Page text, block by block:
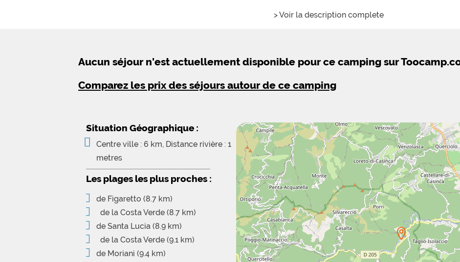
> Voir la description complete
Aucun séjour n'est actuellement disponible pour ce camping sur
Comparez les prix des séjours autour de ce camping
Situation Géographique :
Centre ville : 6 km, Distance rivière : 1
metres
Les plages les plus proches :
de Figaretto (8.7 km)
de la Costa Verde (8.7 km)
de Santa Lucia (8.9 km)
de la Costa Verde (9.1 km)
de Moriani (9.4 km)